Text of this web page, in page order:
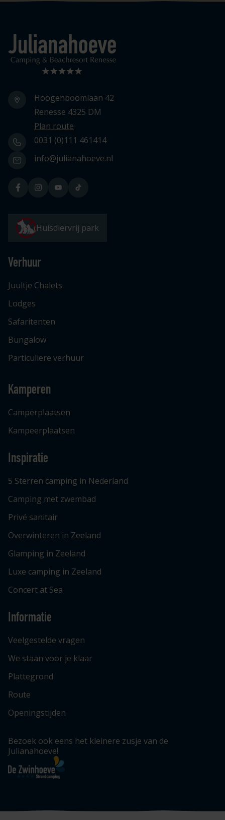
Logo Julianahoeve
Hoogenboomlaan 42
Renesse 4325 DM
Plan route
0031 (0)111 461414
info@julianahoeve.nl
Huisdiervrij park
Verhuur
Juultje Chalets
Lodges
Safaritenten
Bungalow
Particuliere verhuur
Kamperen
Camperplaatsen
Kampeerplaatsen
Inspiratie
5 Sterren camping in Nederland
Camping met zwembad
Privé sanitair
Overwinteren in Zeeland
Glamping in Zeeland
Luxe camping in Zeeland
Concert at Sea
Informatie
Veelgestelde vragen
We staan voor je klaar
Plattegrond
Route
Openingstijden
Bezoek ook eens het kleinere zusje van de
Julianahoeve!